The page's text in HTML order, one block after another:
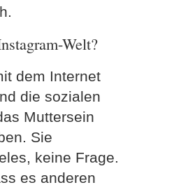
Welt?
dem Internet
die sozialen
Muttersein
Sie
keine Frage.
es anderen